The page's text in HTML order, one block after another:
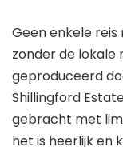
Geen enkele
zonder de
geproduceerd
Shillingford
gebracht met
het is heerlijk en